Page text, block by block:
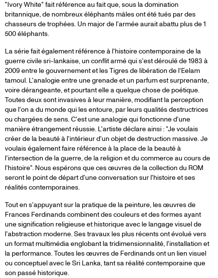
"Ivory White" fait référence au fait que, sous la domination
britannique, de nombreux éléphants mâles ont été tués par des
chasseurs de trophées. Un major de l'armée aurait abattu plus de 1
500 éléphants.
La série fait également référence à l'histoire contemporaine de la
guerre civile sri-lankaise, un conflit armé qui s'est déroulé de 1983 à
2009 entre le gouvernement et les Tigres de libération de l'Eelam
tamoul. L'analogie entre une grenade et un parfum est surprenante,
voire dérangeante, et pourtant elle a quelque chose de poétique.
Toutes deux sont invasives à leur manière, modifiant la perception
que l'on a du monde qui les entoure, par leurs qualités destructrices
ou chargées de sens. C'est une analogie qui fonctionne d'une
manière étrangement réussie. L'artiste déclare ainsi : "Je voulais
créer de la beauté à l'intérieur d'un objet de destruction massive. Je
voulais également faire référence à la place de la beauté à
l'intersection de la guerre, de la religion et du commerce au cours de
l'histoire". Nous espérons que ces œuvres de la collection du ROM
seront le point de départ d'une conversation sur l'histoire et ses
réalités contemporaines.
Tout en s'appuyant sur la pratique de la peinture, les œuvres de
Frances Ferdinands combinent des couleurs et des formes ayant
une signification religieuse et historique avec le langage visuel de
l'abstraction moderne. Ses travaux les plus récents ont évolué vers
un format multimédia englobant la tridimensionnalité, l'installation et
la performance. Toutes les œuvres de Ferdinands ont un lien visuel
ou conceptuel avec le Sri Lanka, tant sa réalité contemporaine que
son passé historique.